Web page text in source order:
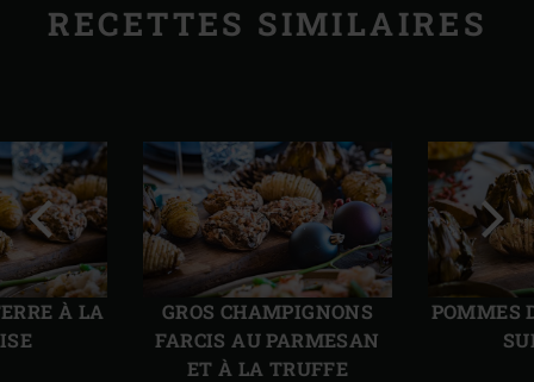
RECETTES SIMILAIRES
À LA
GROS CHAMPIGNONS
FARCIS AU PARMESAN
ET À LA TRUFFE
POMMES
Diapo
précédente